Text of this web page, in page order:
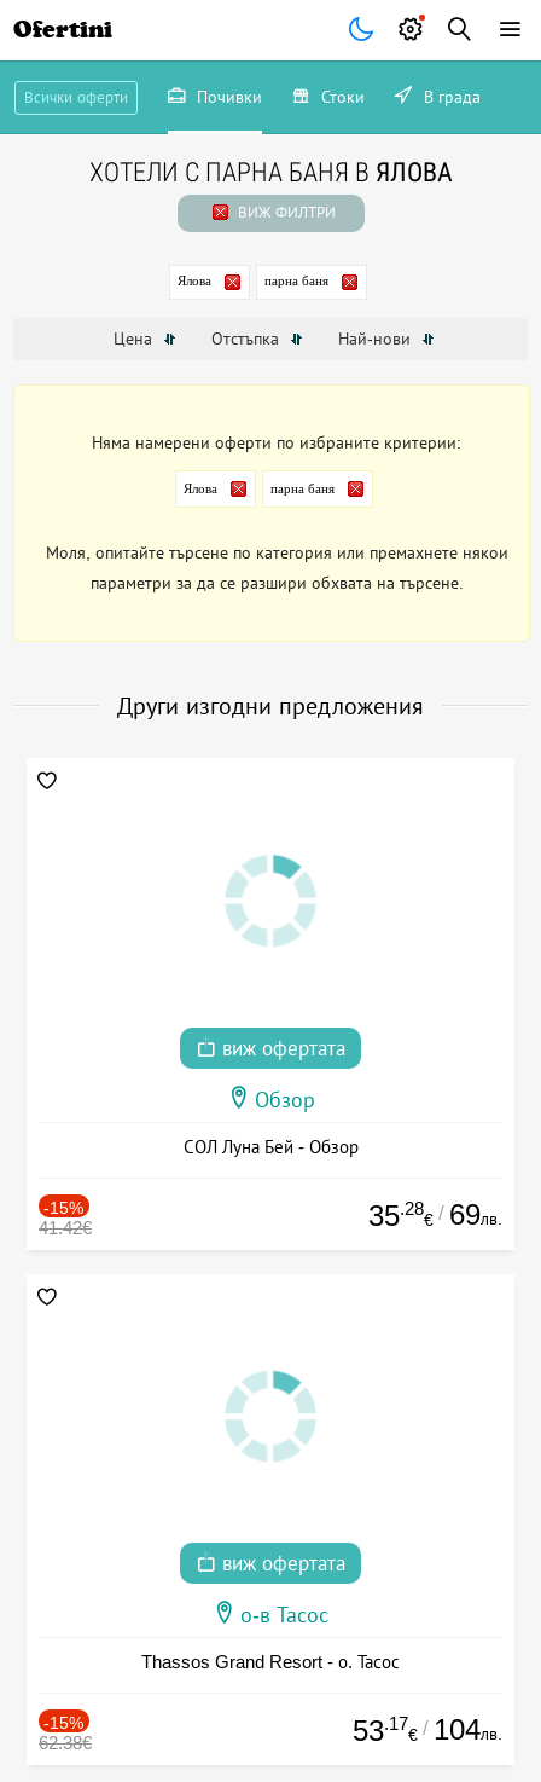
Ofertini
Всички оферти Почивки Стоки В града
ХОТЕЛИ С ПАРНА БАНЯ В ЯЛОВА
ВИЖ ФИЛТРИ
Ялова парна баня
Цена Отстъпка Най-нови
Няма намерени оферти по избраните критерии:
Ялова парна баня
Моля, опитайте търсене по категория или премахнете някои
параметри за да се разшири обхвата на търсене.
Други изгодни предложения
виж офертата
Обзор
СОЛ Луна Бей - Обзор
-15%
41.42€ 35.28
€ / 69лв.
виж офертата
о-в Тасос
Thassos Grand Resort - о. Тасос
-15%
62.38€ 53.17
€ / 104лв.